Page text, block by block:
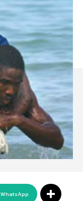
WhatsApp